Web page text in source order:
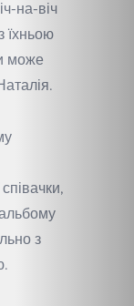
на-віч
їхньою
може
з